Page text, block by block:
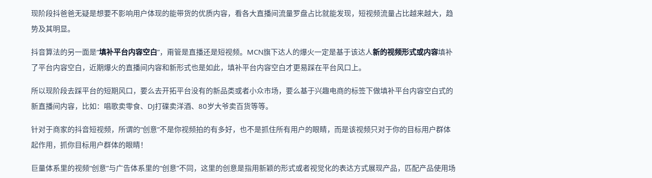
现阶段抖爸爸无疑是想要不影响用户体现的能带货的优质内容，看各大直播间流量罗盘占比就能发现，短视频流量占比越来越大，趋
势及其明显。
抖音算法的另一面是“填补平台内容空白”，甭管是直播还是短视频。MCN旗下达人的爆火一定是基于该达人新的视频形式或内容填补
了平台内容空白，近期爆火的直播间内容和新形式也是如此，填补平台内容空白才更易踩在平台风口上。
所以现阶段去踩平台的短期风口，要么去开拓平台没有的新品类或者小众市场，要么基于兴趣电商的标签下做填补平台内容空白式的
新直播间内容，比如：唱歌卖零食、DJ打碟卖洋酒、80岁大爷卖百货等等。
针对于商家的抖音短视频，所谓的“创意”不是你视频拍的有多好，也不是抓住所有用户的眼睛，而是该视频只对于你的目标用户群体
起作用，抓你目标用户群体的眼睛！
巨量体系里的视频“创意”与广告体系里的“创意”不同，这里的创意是指用新颖的形式或者视觉化的表达方式展现产品，匹配产品使用场